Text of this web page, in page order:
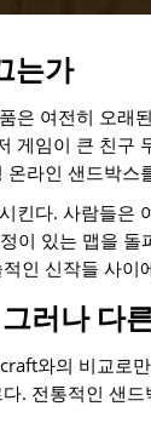
는가
은 여전히 오래
게임이 큰 친구
라인 샌드박스
킨다. 사람들은
이 있는 맵을
인 신작들 사
러나 다
와의 비교로
. 전통적인 샌